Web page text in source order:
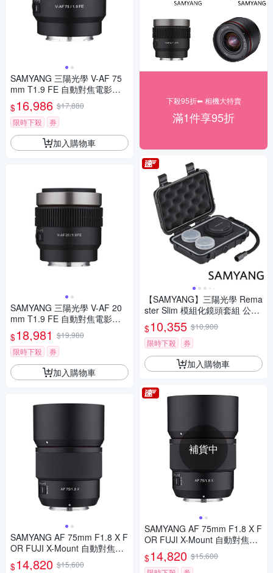
SAMYANG 三陽光學 V-AF 75
mm T1.9 FE 自動對焦電影鏡 S
ony FE 公司貨
$16,986 $17,880
限時下殺
券
加入購物車
SAMYANG 三陽光學 V-AF 20
mm T1.9 FE 自動對焦電影鏡 S
ony FE 公司貨
$18,981 $19,980
限時下殺
券
加入購物車
SAMYANG AF 75mm F1.8 X F
OR FUJI X-Mount 自動對焦鏡
頭 公司貨
$14,820 $15,600
下殺95折⬅︎ 相機大特賣
滿1件享95折
【SAMYANG】三陽光學 Rema
ster Slim 模組化鏡頭套組 公司
貨
$10,355 $10,900
限時下殺
券
加入購物車
補貨中
SAMYANG AF 75mm F1.8 X F
OR FUJI X-Mount 自動對焦鏡
頭 公司貨
$14,820 $15,600